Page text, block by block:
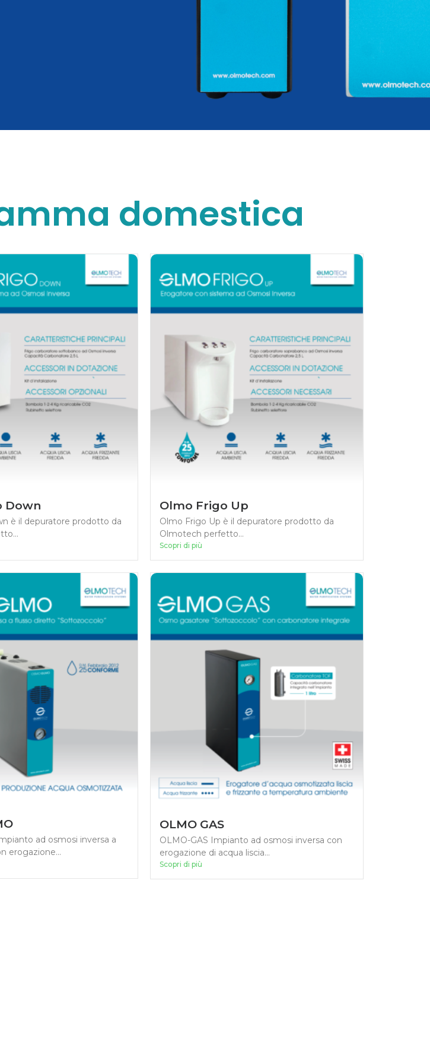
domestica
Down
è il depuratore prodotto da
Olmo Frigo Up
Olmo Frigo Up è il depuratore prodotto da
Olmotech perfetto...
Scopri di più
ad osmosi inversa a
erogazione...
OLMO GAS
OLMO-GAS Impianto ad osmosi inversa con
erogazione di acqua liscia...
Scopri di più